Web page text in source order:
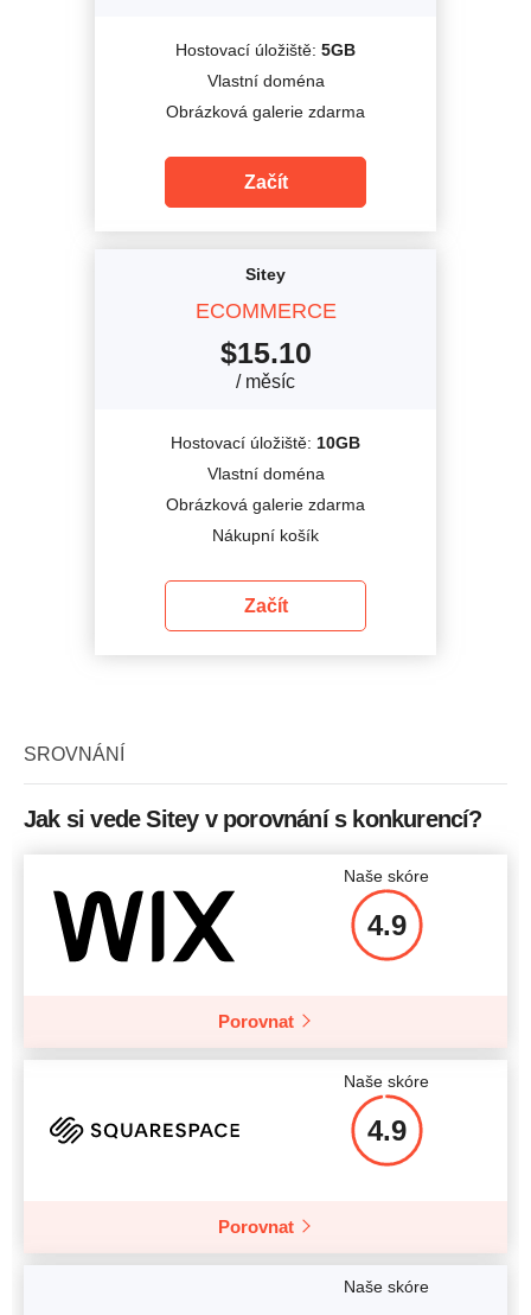
Hostovací úložiště: 5GB
Vlastní doména
Obrázková galerie zdarma
Začít
Sitey
ECOMMERCE
$15.10
/ měsíc
Hostovací úložiště: 10GB
Vlastní doména
Obrázková galerie zdarma
Nákupní košík
Začít
SROVNÁNÍ
Jak si vede Sitey v porovnání s konkurencí?
Naše skóre
4.9
Porovnat
Naše skóre
4.9
Porovnat
Naše skóre